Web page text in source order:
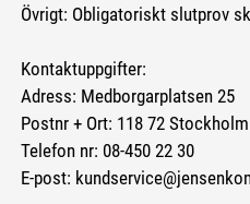
Övrigt: Obligatoriskt slutprov
Kontaktuppgifter:
Adress: Medborgarplatsen 25
Postnr + Ort: 118 72 Stockholm
Telefon nr: 08-450 22 30
E-post: